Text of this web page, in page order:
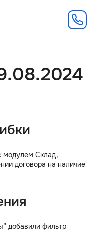
модулем Склад,
договора на наличие
добавили фильтр